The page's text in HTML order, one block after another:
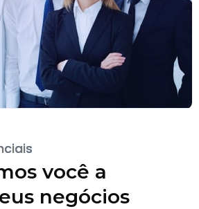
você a
negócios